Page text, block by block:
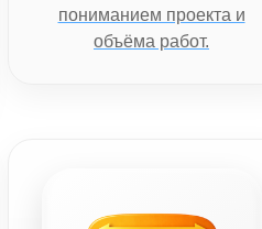
пониманием проекта и
объёма работ.